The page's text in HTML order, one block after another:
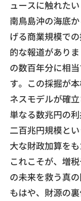
ュースに触れた
南鳥島沖の海底
げる商業規模での
的な報道がありま
の数百年分に相
す。 この採掘が本
ネスモデルが確立
単なる数兆円の
二百兆円規模とい
大な財政加算を
これこそが、増
の未来を救う真の
もはや、財源の